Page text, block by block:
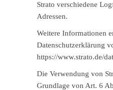
Strato verschiedene
Adressen.
Weitere Informationen
Datenschutzerklärung
https://www.strato.de/
Die Verwendung von
Grundlage von Art. 6